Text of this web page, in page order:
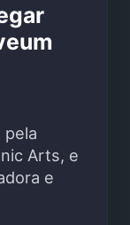
pela
Arts, e
e